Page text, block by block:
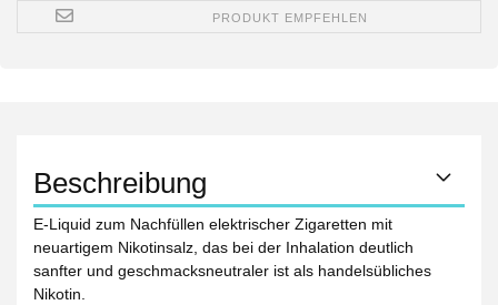
PRODUKT EMPFEHLEN
Beschreibung
E-Liquid zum Nachfüllen elektrischer Zigaretten mit
neuartigem Nikotinsalz, das bei der Inhalation deutlich
sanfter und geschmacksneutraler ist als handelsübliches
Nikotin.